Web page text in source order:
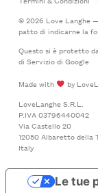
© 2026 Love Langhe
patto di indicarne la
Questo si è protetto
di Serviziodi Google
Made with
by
LoveLanghe S.R.L.
P.IVA 03796440042
Via Castello 20
12050 Albaretto della
Italy
Le tue